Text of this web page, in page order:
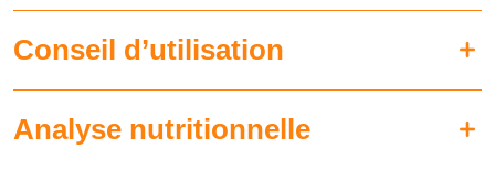
Conseil d’utilisation
Analyse nutritionnelle